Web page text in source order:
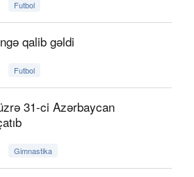
Futbol
qalib gəldi
Futbol
31-ci Azərbaycan
Gimnastika